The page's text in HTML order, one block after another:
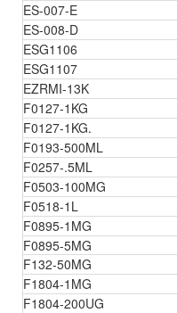
ES-007-E
ES-008-D
ESG1106
ESG1107
EZRMI-13K
F0127-1KG
F0127-1KG.
F0193-500ML
F0257-.5ML
F0503-100MG
F0518-1L
F0895-1MG
F0895-5MG
F132-50MG
F1804-1MG
F1804-200UG